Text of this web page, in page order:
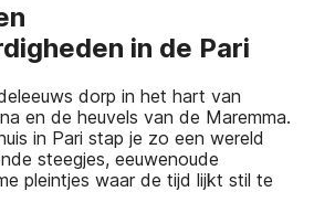
in de Pari
dorp in het hart van
en de heuvels van de Maremma.
in Pari stap je zo een wereld
steegjes, eeuwenoude
pleintjes waar de tijd lijkt stil te